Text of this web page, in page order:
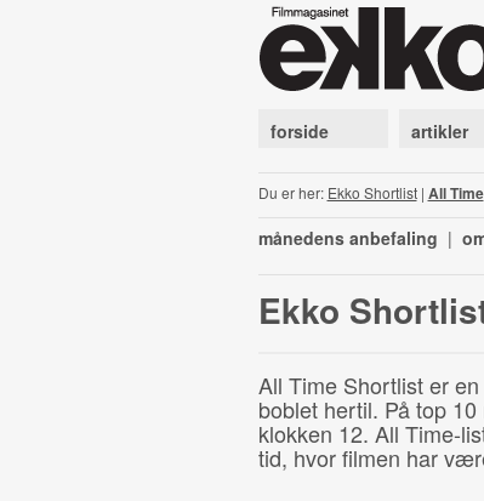
forside artikler
Du er her: Ekko Shortlist| All Time
månedens anbefaling |
Ekko
All Time Shortlist er
boblet hertil. På top
klokken 12. All Time-
tid, hvor filmen har